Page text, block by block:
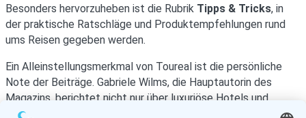
Besonders hervorzuheben ist die Rubrik Tipps & Tricks, in
der praktische Ratschläge und Produktempfehlungen rund
ums Reisen gegeben werden.
Ein Alleinstellungsmerkmal von Toureal ist die persönliche
Note der Beiträge. Gabriele Wilms, die Hauptautorin des
Magazins, berichtet nicht nur über luxuriöse Hotels und
exotische Destinationen, sondern auch über lokale